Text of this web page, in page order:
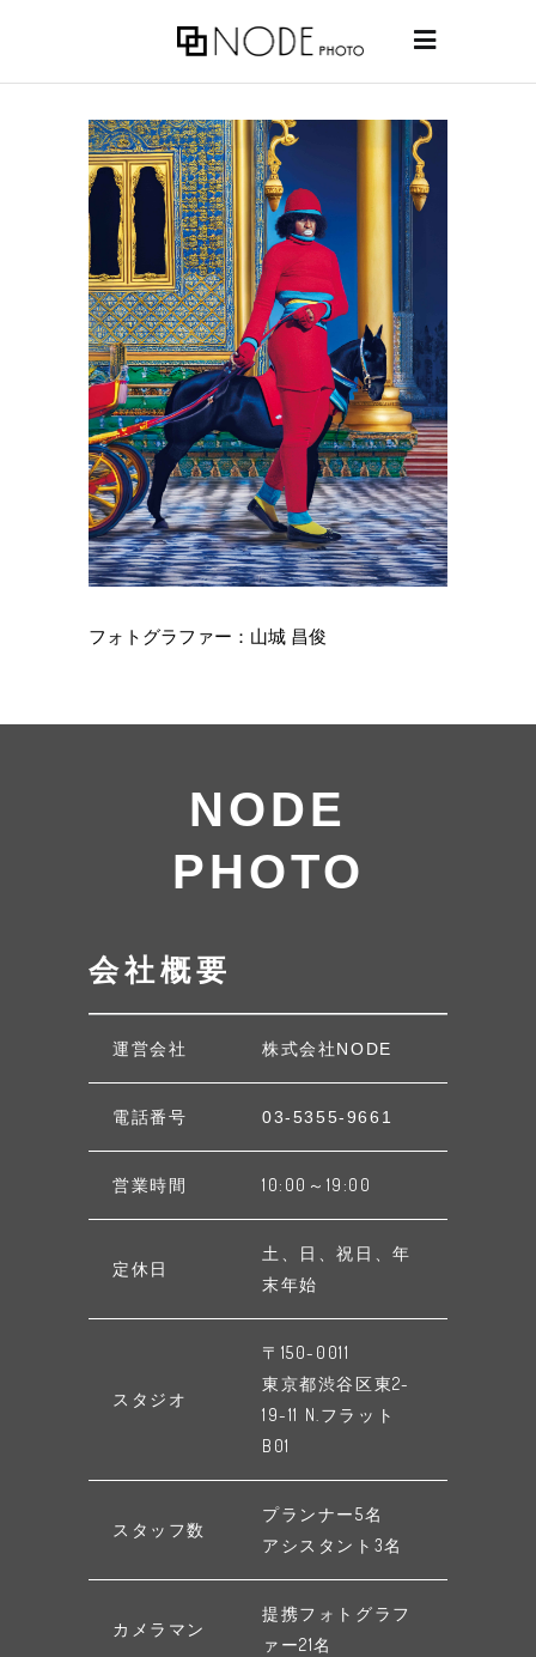
フォトグラファー：山城 昌俊
NODE
PHOTO
会社概要
運営会社 株式会社NODE
電話番号 03-5355-9661
営業時間 10:00～19:00
定休日
土、日、祝日、年
末年始
スタジオ
〒150-0011
東京都渋谷区東2-
19-11 N.フラット
B01
スタッフ数
プランナー5名
アシスタント3名
カメラマン
提携フォトグラフ
ァー21名